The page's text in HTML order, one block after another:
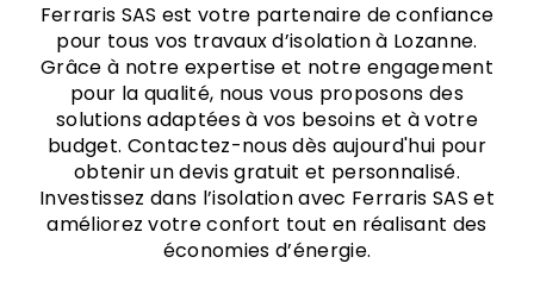
Ferraris SAS est votre partenaire de confiance
pour tous vos travaux d’isolation à Lozanne.
Grâce à notre expertise et notre engagement
pour la qualité, nous vous proposons des
solutions adaptées à vos besoins et à votre
budget. Contactez-nous dès aujourd'hui pour
obtenir un devis gratuit et personnalisé.
Investissez dans l’isolation avec Ferraris SAS et
améliorez votre confort tout en réalisant des
économies d’énergie.